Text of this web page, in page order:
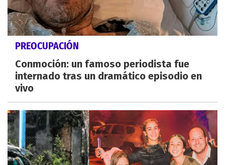
PREOCUPACIÓN
Conmoción: un famoso periodista fue
internado tras un dramático episodio en
vivo